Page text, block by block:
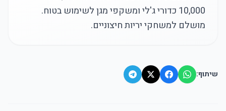
10,000 כדורי ג'לי ומשקפי מגן לשימוש בטוח.
מושלם למשחקי יריות חיצוניים.
שיתוף: